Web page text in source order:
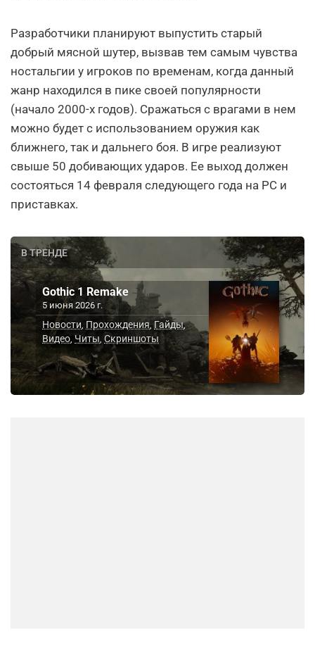
Разработчики планируют выпустить старый
добрый мясной шутер, вызвав тем самым чувства
ностальгии у игроков по временам, когда данный
жанр находился в пике своей популярности
(начало 2000-х годов). Сражаться с врагами в нем
можно будет с использованием оружия как
ближнего, так и дальнего боя. В игре реализуют
свыше 50 добивающих ударов. Ее выход должен
состояться 14 февраля следующего года на PC и
приставках.
В ТРЕНДЕ
Gothic 1 Remake
5 июня 2026 г.
Новости Прохождения Гайды,
Видео Читы ,Скриншоты